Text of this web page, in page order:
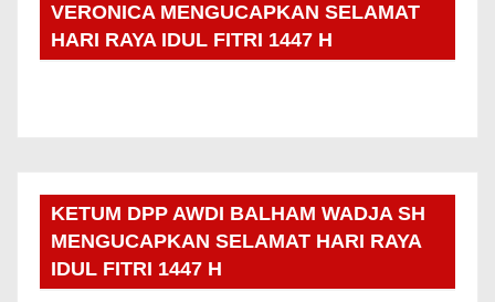
VERONICA MENGUCAPKAN SELAMAT
HARI RAYA IDUL FITRI 1447 H
KETUM DPP AWDI BALHAM WADJA SH
MENGUCAPKAN SELAMAT HARI RAYA
IDUL FITRI 1447 H